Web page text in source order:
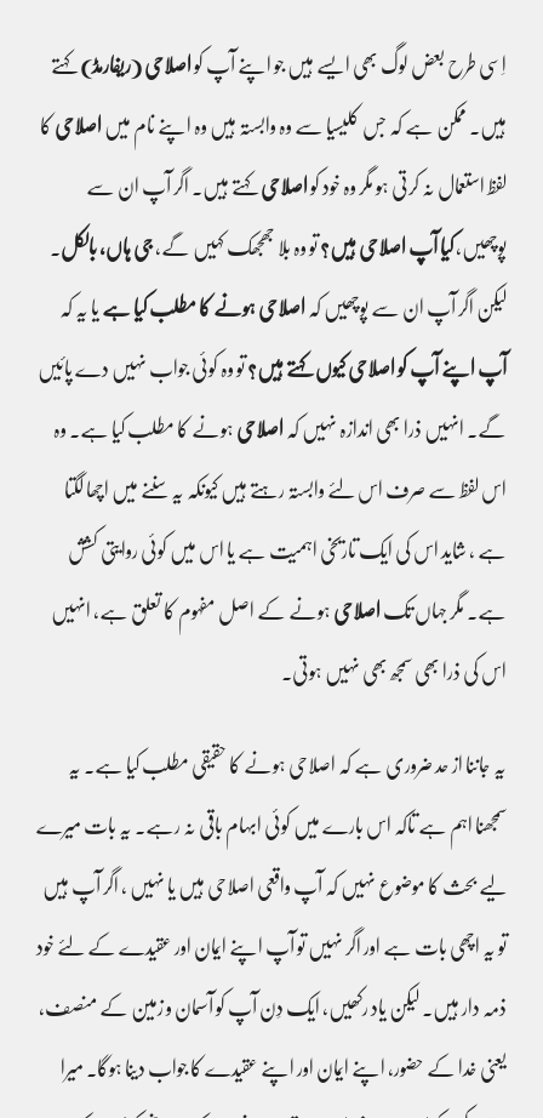
اِسی طرح بعض لوگ بھی ایسے ہیں جو اپنے آپ کواصلاحی(ریفارمڈ) کہتے
ہیں۔ ممکن ہے کہ جس کلیسیا سے وہ وابستہ ہیں وہ اپنے نام میںاصلاحی کا
لفظ استعمال نہ کرتی ہو مگر وہ خود کواصلاحی کہتے ہیں۔ اگر آپ ان سے
پوچھیں،کیا آپ اصلاحی ہیں؟تو وہ بلا جھجھک کہیں گے،جی ہاں، بالکل
لیکن اگر آپ ان سے پوچھیں کہ اصلاحی ہونے کا مطلب کیا ہے یا یہ کہ
آپ اپنے آپ کو اصلاحی کیوں کہتے ہیں؟تو وہ کوئی جواب نہیں دے پائیں
گے۔ انہیں ذرا بھی اندازہ نہیں کہ اصلاحی ہونے کا مطلب کیا ہے۔ وہ
اس لفظ سے صرف اس لئے وابستہ رہتے ہیں کیونکہ یہ سننے میں اچھا لگتا
ہے ، شاید اس کی ایک تاریخی اہمیت ہے یا اس میں کوئی روایتی کشش
ہے۔ مگر جہاں تکاصلاحی ہونے کے اصل مفہوم کا تعلق ہے، انہیں
اس کی ذرا بھی سمجھ بھی نہیں ہوتی۔
یہ جاننا از حد ضروری ہے کہ اصلاحی ہونے کا حقیقی مطلب کیا ہے۔ یہ
سمجھنا اہم ہے تاکہ اس بارے میں کوئی ابہام باقی نہ رہے۔ یہ بات میرے
لیے بحث کا موضوع نہیں کہ آپ واقعی اصلاحی ہیں یا نہیں ، اگر آپ ہیں
تو یہ اچھی بات ہے اور اگر نہیں تو آپ اپنے ایمان اور عقیدے کے لئے خود
ذمہ دار ہیں۔ لیکن یاد رکھیں، ایک دِن آپ کو آسمان و زمین کے منصف،
یعنی خدا کے حضور، اپنے ایمان اور اپنے عقیدے کا جواب دینا ہوگا۔ میرا